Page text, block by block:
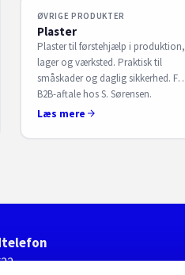
ØVRIGE PRODUKTER
Plaster
Plaster til førstehjælp i produktion,
lager og værksted. Praktisk til
småskader og daglig sikkerhed. Få
B2B-aftale hos S. Sørensen.
Læs mere